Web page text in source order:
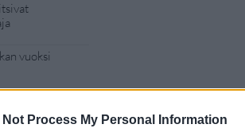
Not Process My Personal Information
vuoksi
–